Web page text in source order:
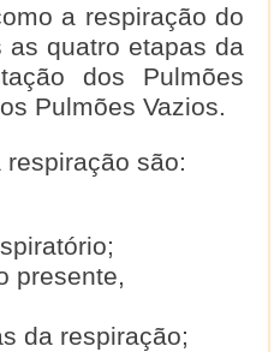
a respiração do
as quatro etapas da
dos Pulmões
Pulmões Vazios.
são:
presente,
da respiração;